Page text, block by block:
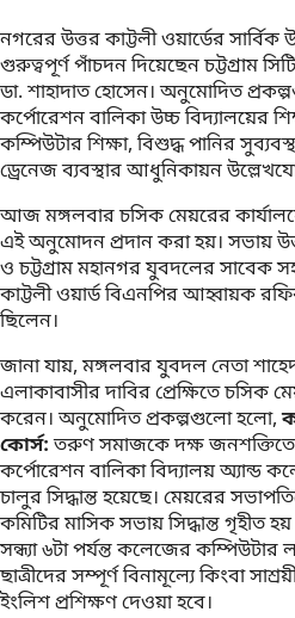
নগরের উত্তর কাট্টলী ওয়ার্ডের
গুরুত্বপূর্ণ পাঁচদন দিয়েছেন চট্টগ্রাম
ডা. শাহাদাত হোসেন। অনুমোদিত
কর্পোরেশন বালিকা উচ্চ বিদ্যালয়ের
কম্পিউটার শিক্ষা, বিশুদ্ধ পানির
ড্রেনেজ ব্যবস্থার আধুনিকায়ন
আজ মঙ্গলবার চসিক মেয়রের
এই অনুমোদন প্রদান করা হয়। সভায়
ও চট্টগ্রাম মহানগর যুবদলের
কাট্টলী ওয়ার্ড বিএনপির আহ্বায়ক
ছিলেন।
জানা যায়, মঙ্গলবার যুবদল নেতা
এলাকাবাসীর দাবির প্রেক্ষিতে
করেন। অনুমোদিত প্রকল্পগুলো হলো,
কোর্স:তরুণ সমাজকে দক্ষ জনশক্তিতে
কর্পোরেশন বালিকা বিদ্যালয় অ্যান্ড
চালুর সিদ্ধান্ত হয়েছে। মেয়রের
কমিটির মাসিক সভায় সিদ্ধান্ত গৃহীত
সন্ধ্যা ৬টা পর্যন্ত কলেজের কম্পিউটার
ছাত্রীদের সম্পূর্ণ বিনামূল্যে কিংবা
ইংলিশ প্রশিক্ষণ দেওয়া হবে।